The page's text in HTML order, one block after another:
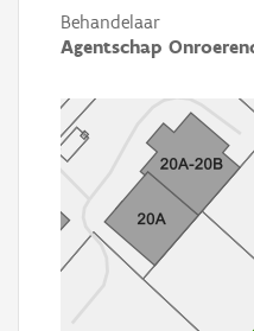
Behandelaar
Agentschap